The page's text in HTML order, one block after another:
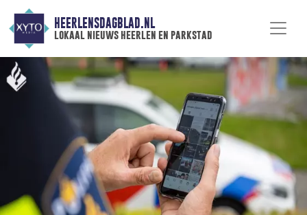
HEERLENSDAGBLAD.NL
lokaal nieuws heerlen en parkstad